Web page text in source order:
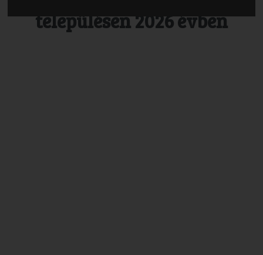
településen 2026 évben